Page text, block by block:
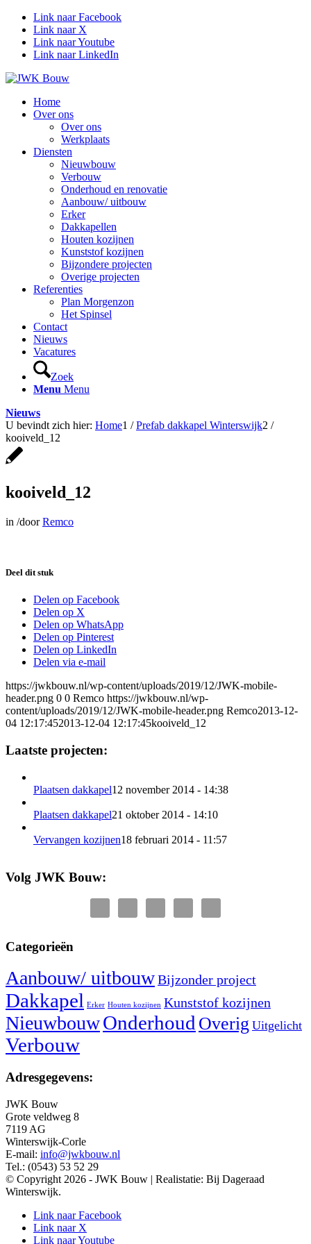
Link naar Facebook
Link naar X
Link naar Youtube
Link naar LinkedIn
Home
Over ons
Over ons
Werkplaats
Diensten
Nieuwbouw
Verbouw
Onderhoud en renovatie
Aanbouw/ uitbouw
Erker
Dakkapellen
Houten kozijnen
Kunststof kozijnen
Bijzondere projecten
Overige projecten
Referenties
Plan Morgenzon
Het Spinsel
Contact
Nieuws
Vacatures
Zoek
Menu Menu
Nieuws
U bevindt zich hier: Home1 / Prefab dakkapel Winterswijk2 /
kooiveld_12
kooiveld_12
in /doorRemco
Deel dit stuk
Delen op Facebook
Delen op X
Delen op WhatsApp
Delen op Pinterest
Delen op LinkedIn
Delen via e-mail
https://jwkbouw.nl/wp-content/uploads/2019/12/JWK-mobile-
header.png 0 0 Remco https://jwkbouw.nl/wp-
content/uploads/2019/12/JWK-mobile-header.png Remco2013-12-
04 12:17:452013-12-04 12:17:45kooiveld_12
Laatste projecten:
Plaatsen dakkapel12 november 2014 - 14:38
Plaatsen dakkapel21 oktober 2014 - 14:10
Vervangen kozijnen18 februari 2014 - 11:57
Volg JWK Bouw:
Categorieën
Aanbouw/ uitbouwBijzonder project
Dakkapel Erker Houten kozijnen Kunststof kozijnen
NieuwbouwOnderhoud Overig Uitgelicht
Verbouw
Adresgegevens:
JWK Bouw
Grote veldweg 8
7119 AG
Winterswijk-Corle
E-mail: info@jwkbouw.nl
Tel.: (0543) 53 52 29
© Copyright 2026 - JWK Bouw | Realistatie: Bij Dageraad
Winterswijk.
Link naar Facebook
Link naar X
Link naar Youtube